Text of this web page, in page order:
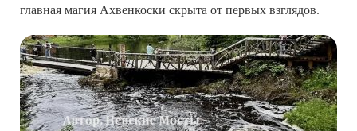
главная магия Ахвенкоски скрыта от первых взглядов.